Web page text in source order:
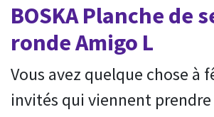
BOSKA Planche de
ronde Amigo L
Vous avez quelque chose à
invités qui viennent